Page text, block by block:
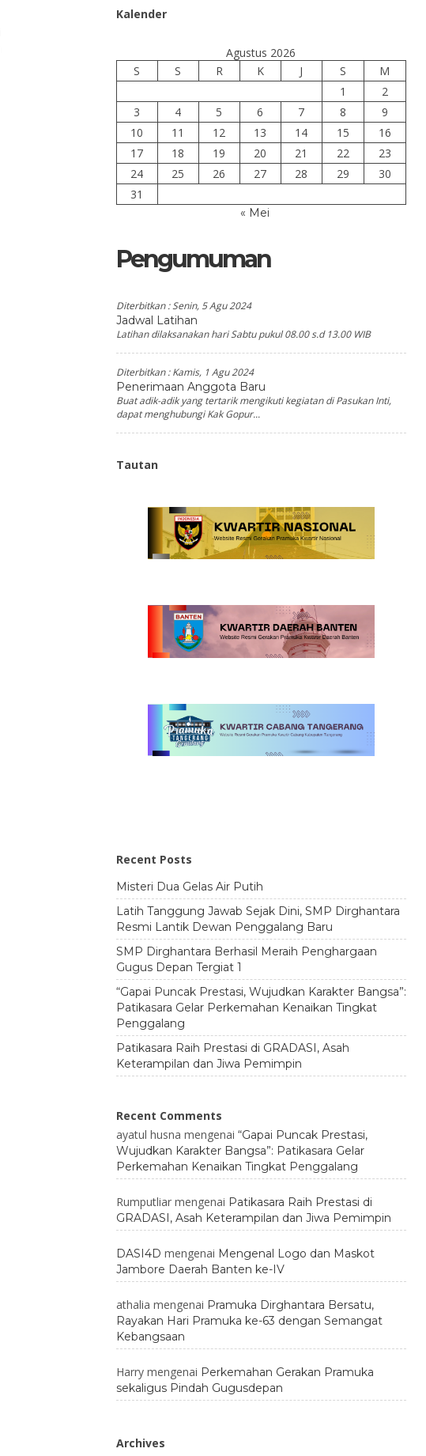
Kalender
Agustus 2026
S
S R K J S
M
1
2
3
4 5 6 7 8
9
10
11 12 13 14 15
16
17
18 19 20 21 22
23
24
25 26 27 28 29
30
31
« Mei
Pengumuman
Diterbitkan :Senin, 5 Agu 2024
Jadwal Latihan
Latihan dilaksanakan hari Sabtu pukul 08.00 s.d 13.00 WIB
Diterbitkan :Kamis, 1 Agu 2024
Penerimaan Anggota Baru
Buat adik-adik yang tertarik mengikuti kegiatan di Pasukan Inti,
dapat menghubungi Kak Gopur...
Tautan
Recent Posts
Misteri Dua Gelas Air Putih
Latih Tanggung Jawab Sejak Dini, SMP Dirghantara
Resmi Lantik Dewan Penggalang Baru
SMP Dirghantara Berhasil Meraih Penghargaan
Gugus Depan Tergiat 1
“Gapai Puncak Prestasi, Wujudkan Karakter Bangsa”:
Patikasara Gelar Perkemahan Kenaikan Tingkat
Penggalang
Patikasara Raih Prestasi di GRADASI, Asah
Keterampilan dan Jiwa Pemimpin
Recent Comments
ayatul husna mengenai “Gapai Puncak Prestasi,
Wujudkan Karakter Bangsa”: Patikasara Gelar
Perkemahan Kenaikan Tingkat Penggalang
Rumputliarmengenai Patikasara Raih Prestasi di
GRADASI, Asah Keterampilan dan Jiwa Pemimpin
DASI4D mengenai Mengenal Logo dan Maskot
Jambore Daerah Banten ke-IV
athalia mengenai Pramuka Dirghantara Bersatu,
Rayakan Hari Pramuka ke-63 dengan Semangat
Kebangsaan
Harrymengenai Perkemahan Gerakan Pramuka
sekaligus Pindah Gugusdepan
Archives